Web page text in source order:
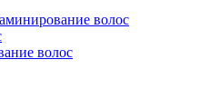
волос
волос